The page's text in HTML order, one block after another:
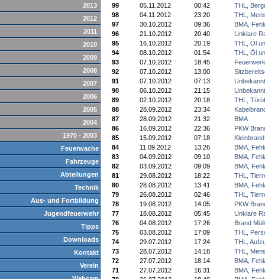
2013
2012
2011
2010
2009
2008
2007
2006
2005
2004
1970 - 2003
Feuerwache
Fahrzeuge
Abteilungen
Technik
Aus- und Fortbildung
Jugendfeuerwehr
Tipps
Downloads
Kontakt
Verein
99
05.11.2012 00:42
THL,
98
04.11.2012 23:20
THL,
97
30.10.2012 09:36
BMA,
96
21.10.2012 20:40
Unklare
95
16.10.2012 20:19
THL, Öl
94
08.10.2012 01:54
THL, Öl
93
07.10.2012 18:45
Feuerwerk
92
07.10.2012 13:00
91
07.10.2012 07:13
90
06.10.2012 21:15
89
02.10.2012 20:18
THL,
88
28.09.2012 23:34
87
28.09.2012 21:32
BMA
86
16.09.2012 22:36
PKW
85
15.09.2012 07:18
84
11.09.2012 13:26
BMA,
83
04.09.2012 09:10
BMA,
82
03.09.2012 09:09
BMA,
81
29.08.2012 18:22
THL,
80
28.08.2012 13:41
BMA,
79
26.08.2012 02:46
THL,
78
19.08.2012 14:05
PKW
77
18.08.2012 05:45
Unklare
76
04.08.2012 17:26
Brand
75
03.08.2012 17:09
THL,
74
29.07.2012 17:24
THL,
73
28.07.2012 14:18
THL,
72
27.07.2012 18:14
BMA,
71
27.07.2012 16:31
BMA,